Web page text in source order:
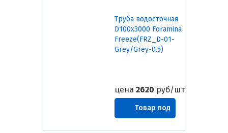
Труба водосточная
D100х3000 Foramina
Freeze(FRZ_D-01-
Grey/Grey-0.5)
цена 2620 руб/шт
Товар под
заказ